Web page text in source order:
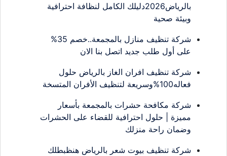
بالرياض2026دليلك الكامل لنظافة احترافية
وبيئة صحية
شركة تنظيف منازل بالمجمعة..خصم 35%
على أول طلب جديد اتصل بنا الان
شركة تنظيف افران الغاز بالرياض حلول
فعاله100%وسريعة لتنظيف الأفران المتسخة
شركة مكافحة حشرات بالمجمعة بأسعار
مميزة | حلول احترافية للقضاء على الحشرات
وضمان راحة منزلك
شركة تنظيف بيوت شعر بالرياض هنظبطلك